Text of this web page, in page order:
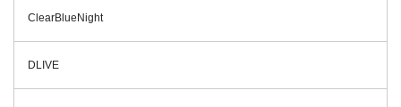
ClearBlueNight
DLIVE